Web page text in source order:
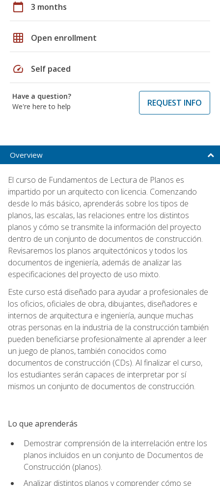
calendar_today 3 months
grid_on Open enrollment
speed Self paced
Have a question?
We're here to help
REQUEST INFO
Overview
El curso de Fundamentos de Lectura de Planos es
impartido por un arquitecto con licencia. Comenzando
desde lo más básico, aprenderás sobre los tipos de
planos, las escalas, las relaciones entre los distintos
planos y cómo se transmite la información del proyecto
dentro de un conjunto de documentos de construcción.
Revisaremos los planos arquitectónicos y todos los
documentos de ingeniería, además de analizar las
especificaciones del proyecto de uso mixto.
Este curso está diseñado para ayudar a profesionales de
los oficios, oficiales de obra, dibujantes, diseñadores e
internos de arquitectura e ingeniería, aunque muchas
otras personas en la industria de la construcción también
pueden beneficiarse profesionalmente al aprender a leer
un juego de planos, también conocidos como
documentos de construcción (CDs). Al finalizar el curso,
los estudiantes serán capaces de interpretar por sí
mismos un conjunto de documentos de construcción.
Lo que aprenderás
Demostrar comprensión de la interrelación entre los
planos incluidos en un conjunto de Documentos de
Construcción (planos).
Analizar distintos planos y comprender cómo se